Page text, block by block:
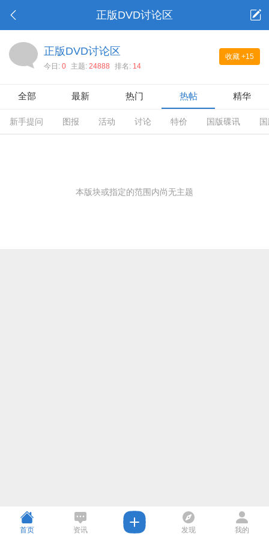
正版DVD讨论区
收藏 +15
正版DVD讨论区
今日: 0 主题: 24888 排名: 14
全部 最新 热门 热帖 精华
新手提问 图报 活动 讨论 特价 国版碟讯
本版块或指定的范围内尚无主题
首页 资讯 发现 我的